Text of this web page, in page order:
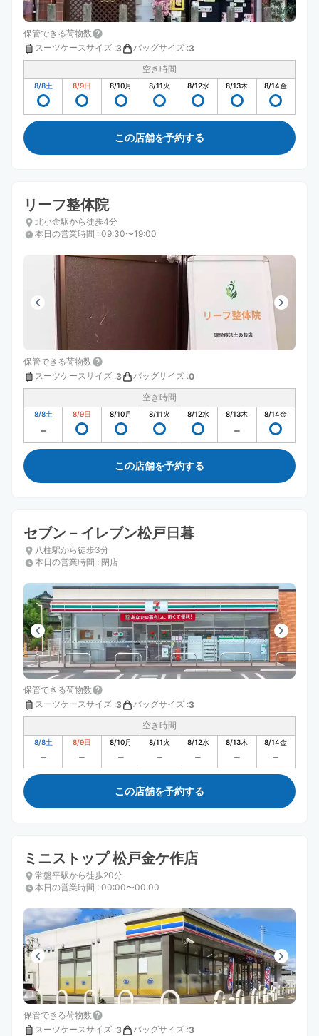
保管できる荷物数
スーツケースサイズ :3 バッグサイズ :3
空き時間
8/8土 8/9日 8/10月 8/11火 8/12水 8/13木 8/14金
この店舗を予約する
リーフ整体院
北小金駅から徒歩4分
本日の営業時間 : 09:30〜19:00
保管できる荷物数
スーツケースサイズ :3 バッグサイズ :0
空き時間
8/8土 8/9日 8/10月 8/11火 8/12水 8/13木 8/14金
この店舗を予約する
セブン－イレブン松戸日暮
八柱駅から徒歩3分
本日の営業時間 : 閉店
保管できる荷物数
スーツケースサイズ :3 バッグサイズ :3
空き時間
8/8土 8/9日 8/10月 8/11火 8/12水 8/13木 8/14金
この店舗を予約する
ミニストップ 松戸金ケ作店
常盤平駅から徒歩20分
本日の営業時間 : 00:00〜00:00
保管できる荷物数
スーツケースサイズ :3 バッグサイズ :3